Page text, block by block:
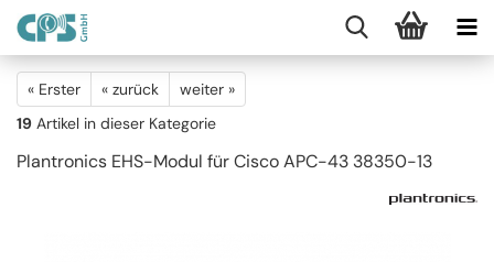
« Erster « zurück
weiter »
19 Artikel in dieser Kategorie
Plantronics EHS-Modul für Cisco APC-43 38350-13